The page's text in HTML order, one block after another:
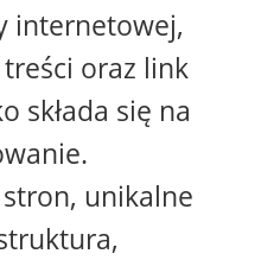
internetowej,
oraz link
składa się na
unikalne